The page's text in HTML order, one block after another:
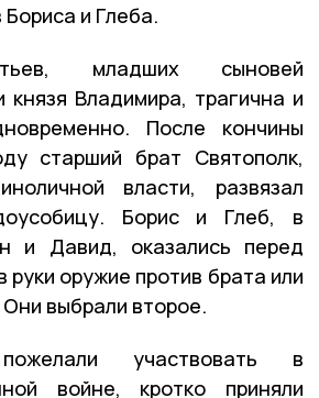
и Глеба.
младших сыновей
князя Владимира, трагична и
После кончины
старший брат Святополк,
власти, развязал
Борис и Глеб, в
и Давид, оказались перед
руки оружие против брата или
выбрали второе.
участвовать в
войне, кротко приняли